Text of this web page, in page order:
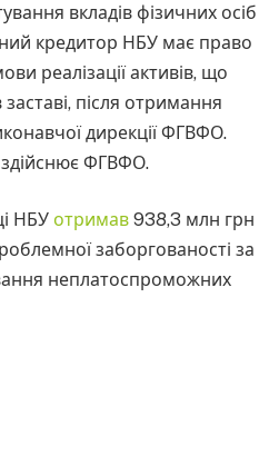
вкладів фізичних осіб
кредитор НБУ має право
реалізації активів, що
після отримання
дирекції ФГВФО.
ФГВФО.
НБУ отримав 938,3 млн грн
заборгованості за
неплатоспроможних